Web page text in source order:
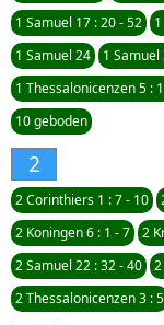
1 Samuel 17 : 20 - 52
1 Samuel 24
1 Samuel
1 Thessalonicenzen 5 :
10 geboden
2
2 Corinthiers 1 : 7 - 10
2 Koningen 6 : 1 - 7
2
2 Samuel 22 : 32 - 40
2 Thessalonicenzen 3 : 5